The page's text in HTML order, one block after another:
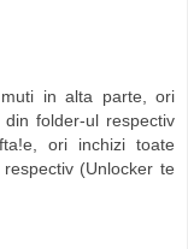
in alta parte, ori
folder-ul respectiv
ori inchizi toate
(Unlocker te